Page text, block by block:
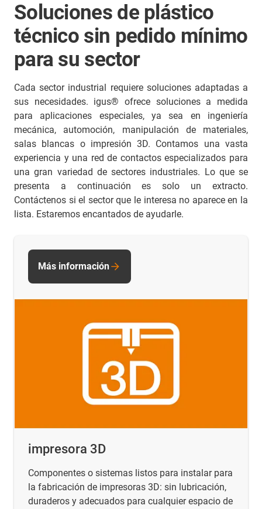
Soluciones de plástico
técnico sin pedido mínimo
para su sector
Cada sector industrial requiere soluciones adaptadas a
sus necesidades. igus® ofrece soluciones a medida
para aplicaciones especiales, ya sea en ingeniería
mecánica, automoción, manipulación de materiales,
salas blancas o impresión 3D. Contamos una vasta
experiencia y una red de contactos especializados para
una gran variedad de sectores industriales. Lo que se
presenta a continuación es solo un extracto.
Contáctenos si el sector que le interesa no aparece en la
lista. Estaremos encantados de ayudarle.
impresora 3D
Componentes o sistemas listos para instalar para
la fabricación de impresoras 3D: sin lubricación,
duraderos y adecuados para cualquier espacio de
Más información